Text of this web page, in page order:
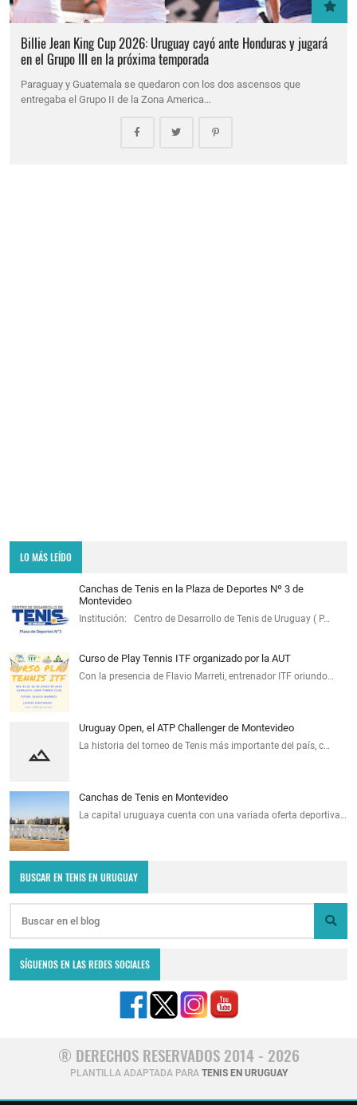
Billie Jean King Cup 2026: Uruguay cayó ante Honduras y jugará
en el Grupo III en la próxima temporada
Paraguay y Guatemala se quedaron con los dos ascensos que
entregaba el Grupo II de la Zona America…
LO MÁS LEÍDO
Canchas de Tenis en la Plaza de Deportes Nº 3 de
Montevideo
Institución: Centro de Desarrollo de Tenis de Uruguay ( P…
Curso de Play Tennis ITF organizado por la AUT
Con la presencia de Flavio Marreti, entrenador ITF oriundo…
Uruguay Open, el ATP Challenger de Montevideo
La historia del torneo de Tenis más importante del país, c…
Canchas de Tenis en Montevideo
La capital uruguaya cuenta con una variada oferta deportiva…
BUSCAR EN TENIS EN URUGUAY
SÍGUENOS EN LAS REDES SOCIALES
® DERECHOS RESERVADOS 2014 - 2026
PLANTILLA ADAPTADA PARA TENIS EN URUGUAY